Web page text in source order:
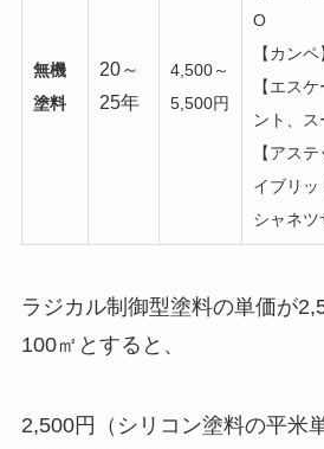
無機
塗料
20～
25年
4,500～
5,500円
O
【カン
【エス
ント、ス
【アス
イブリッ
シャネツ
ラジカル制御型塗料の単価が
100㎡とすると、
2,500円（シリコン塗料の平米